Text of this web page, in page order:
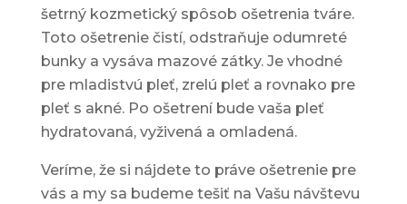
šetrný kozmetický spôsob ošetrenia tváre.
Toto ošetrenie čistí, odstraňuje odumreté
bunky a vysáva mazové zátky. Je vhodné
pre mladistvú pleť, zrelú pleť a rovnako pre
pleť s akné. Po ošetrení bude vaša pleť
hydratovaná, vyživená a omladená.
Veríme, že si nájdete to práve ošetrenie pre
vás a my sa budeme tešiť na Vašu návštevu